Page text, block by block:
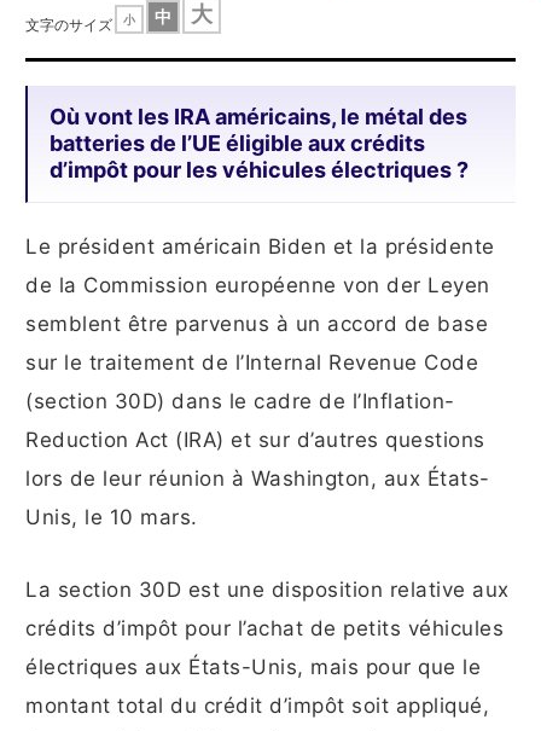
Où vont les IRA américains, le métal des batteries de l'UE éligible aux crédits
d'impôt pour les véhicules électriques ?
文字のサイズ 小 中 大
Où vont les IRA américains, le métal des
batteries de l’UE éligible aux crédits
d’impôt pour les véhicules électriques ?
Le président américain Biden et la présidente
de la Commission européenne von der Leyen
semblent être parvenus à un accord de base
sur le traitement de l’Internal Revenue Code
(section 30D) dans le cadre de l’Inflation-
Reduction Act (IRA) et sur d’autres questions
lors de leur réunion à Washington, aux États-
Unis, le 10 mars.
La section 30D est une disposition relative aux
crédits d’impôt pour l’achat de petits véhicules
électriques aux États-Unis, mais pour que le
montant total du crédit d’impôt soit appliqué,